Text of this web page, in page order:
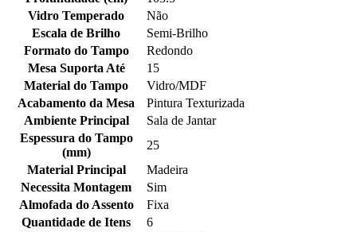
Vidro Temperado
Não
Escala de Brilho
Semi-Brilho
Formato do Tampo
Redondo
Mesa Suporta Até
15
Material do Tampo
Vidro/MDF
Acabamento da Mesa
Pintura Texturizada
Ambiente Principal
Sala de Jantar
Espessura do Tampo
(mm)
25
Material Principal
Madeira
Necessita Montagem
Sim
Almofada do Assento
Fixa
Quantidade de Itens
6